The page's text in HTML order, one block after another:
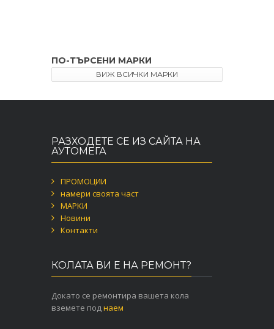
ПО-ТЪРСЕНИ МАРКИ
ВИЖ ВСИЧКИ МАРКИ
РАЗХОДЕТЕ СЕ ИЗ САЙТА НА
АУТОМЕГА
ПРОМОЦИИ
намери своята част
МАРКИ
Новини
Контакти
КОЛАТА ВИ Е НА РЕМОНТ?
Докато се ремонтира вашета кола
вземете поднаем